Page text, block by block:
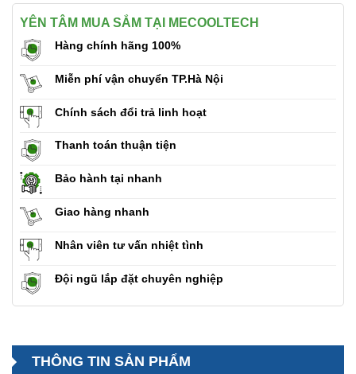
YÊN TÂM MUA SẮM TẠI MECOOLTECH
Hàng chính hãng 100%
Miễn phí vận chuyển TP.Hà Nội
Chính sách đổi trả linh hoạt
Thanh toán thuận tiện
Bảo hành tại nhanh
Giao hàng nhanh
Nhân viên tư vấn nhiệt tình
Đội ngũ lắp đặt chuyên nghiệp
THÔNG TIN SẢN PHẨM